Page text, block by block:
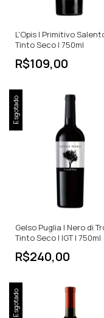
L'Opis | Primitivo
Tinto Seco | 750ml
R$109,00
Esgotado
Gelso Puglia | Nero di
Tinto Seco | IGT | 750ml
R$240,00
Esgotado